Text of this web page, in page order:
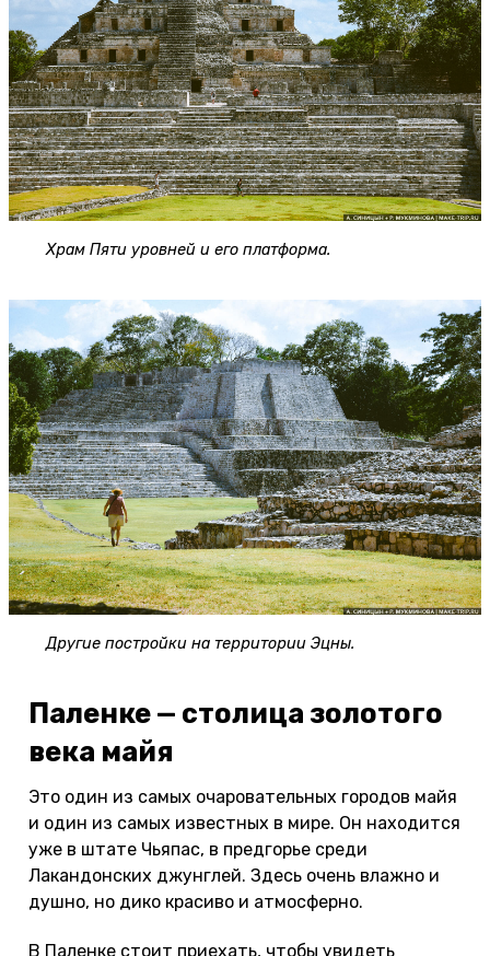
Храм Пяти уровней и его платформа.
Другие постройки на территории Эцны.
Паленке — столица золотого
века майя
Это один из самых очаровательных городов майя
и один из самых известных в мире. Он находится
уже в штате Чьяпас, в предгорье среди
Лакандонских джунглей. Здесь очень влажно и
душно, но дико красиво и атмосферно.
В Паленке стоит приехать, чтобы увидеть